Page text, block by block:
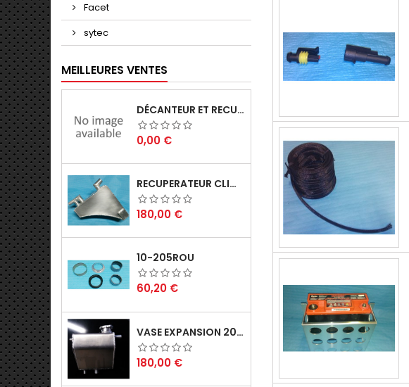
Facet
sytec
MEILLEURES VENTES
DÉCANTEUR ET RECUPERATEUR
Prix
0,00 €
RECUPERATEUR CLIO GRA 180CH
Prix
180,00 €
10-205ROU
Prix
60,20 €
VASE EXPANSION 205 TD ET GTI
Prix
180,00 €